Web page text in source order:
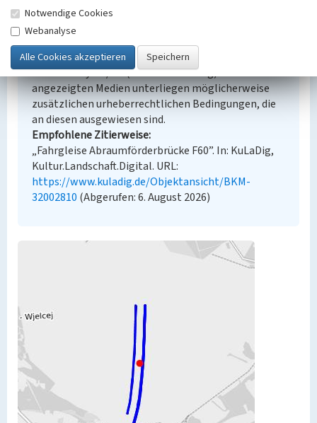
Empfohlene Zitierweise
Urheberrechtlicher Hinweis
Der hier präsentierte Inhalt steht unter der freien
Lizenz dl-by-de/2.0 (Namensnennung). Die
angezeigten Medien unterliegen möglicherweise
zusätzlichen urheberrechtlichen Bedingungen, die
an diesen ausgewiesen sind.
Empfohlene Zitierweise
„Fahrgleise Abraumförderbrücke F60”. In: KuLaDig,
Kultur.Landschaft.Digital. URL:
https://www.kuladig.de/Objektansicht/BKM-
32002810 (Abgerufen: 6. August 2026)
Notwendige Cookies
Webanalyse